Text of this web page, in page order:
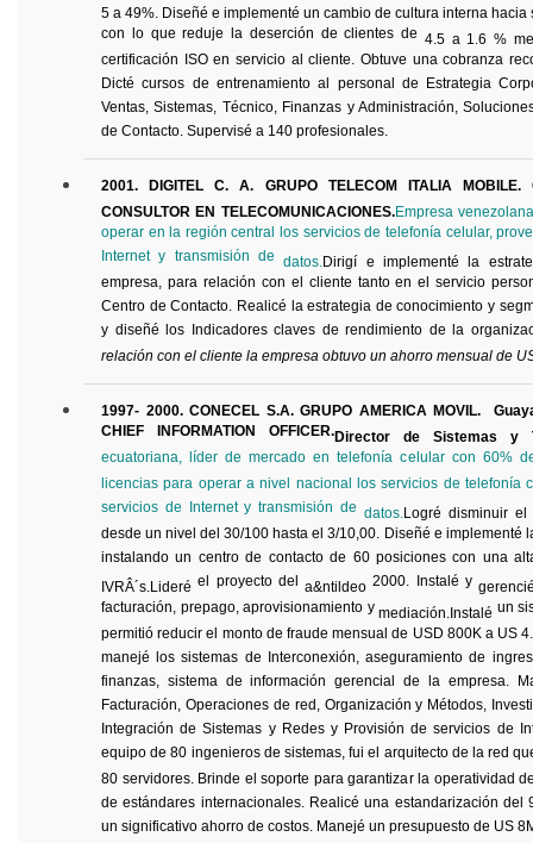
5 a 49%. Diseñé e implementé un cambio de cultura interna
con lo que reduje la deserción de clientes de 4.5 a 1.6 %
certificación ISO en servicio al cliente. Obtuve una cobranza
Dicté cursos de entrenamiento al personal de Estrategia
Ventas, Sistemas, Técnico, Finanzas y Administración,
de Contacto. Supervisé a 140 profesionales.
2001. DIGITEL C. A. GRUPO TELECOM ITALIA MOBILE.
CONSULTOR EN TELECOMUNICACIONES.Empresa
operar en la región central los servicios de telefonía celular,
Internet y transmisión dedatos. Dirigí e implementé la
empresa, para relación con el cliente tanto en el servicio
Centro de Contacto. Realicé la estrategia de conocimiento y
y diseñé los Indicadores claves de rendimiento de la
relación con el cliente la empresa obtuvo un ahorro mensual de
1997- 2000. CONECEL S.A. GRUPO AMERICA MOVIL.
CHIEF INFORMATION OFFICER.Director de Sistemas y
ecuatoriana, líder de mercado en telefonía celular con 60%
licencias para operar a nivel nacional los servicios de telefonía
servicios de Internet y transmisión de datos. Logré disminuir el
desde un nivel del 30/100 hasta el 3/10,00. Diseñé e implementé
instalando un centro de contacto de 60 posiciones con una
IVRÂ´s .Lideré el proyecto dela&ntildeo 2000. Instalé y
facturación, prepago, aprovisionamiento y mediación.Instalé un
permitió reducir el monto de fraude mensual de USD 800K a US
manejé los sistemas de Interconexión, aseguramiento de
finanzas, sistema de información gerencial de la empresa.
Facturación, Operaciones de red, Organización y Métodos,
Integración de Sistemas y Redes y Provisión de servicios de
equipo de 80 ingenieros de sistemas, fui el arquitecto de la red
80 servidores. Brinde el soporte para garantizar la operatividad
de estándares internacionales. Realicé una estandarización del
un significativo ahorro de costos. Manejé un presupuesto de US